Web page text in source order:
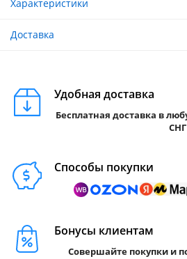
Характеристики
Доставка
Удобная доставка
Бесплатная доставка в
СНГ
Способы покупки
Бонусы клиентам
Совершайте покупки и